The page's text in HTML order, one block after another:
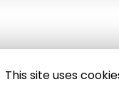
This site uses